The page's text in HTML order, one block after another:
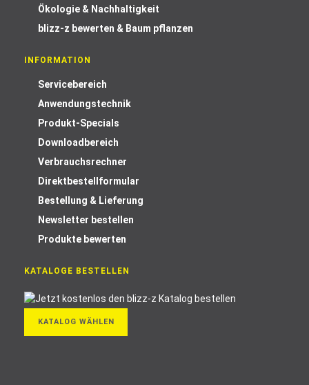
Ökologie & Nachhaltigkeit
blizz-z bewerten & Baum pflanzen
INFORMATION
Servicebereich
Anwendungstechnik
Produkt-Specials
Downloadbereich
Verbrauchsrechner
Direktbestellformular
Bestellung & Lieferung
Newsletter bestellen
Produkte bewerten
KATALOGE BESTELLEN
KATALOG WÄHLEN